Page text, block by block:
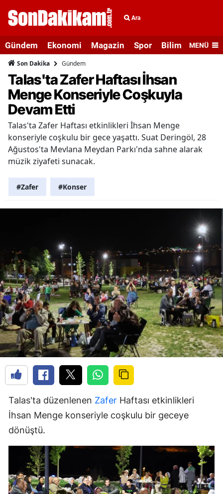
Ara
Gündem Ekonomi Magazin Spor Bilim veMENÜ
Son Dakika Gündem
Talas'ta Zafer Haftası İhsan
Menge Konseriyle Coşkuyla
Devam Etti
Talas'ta Zafer Haftası etkinlikleri İhsan Menge
konseriyle coşkulu bir gece yaşattı. Suat Deringöl, 28
Ağustos'ta Mevlana Meydan Parkı'nda sahne alarak
müzik ziyafeti sunacak.
#Zafer #Konser
Talas'ta düzenlenen Zafer Haftası etkinlikleri
İhsan Menge konseriyle coşkulu bir geceye
dönüştü.